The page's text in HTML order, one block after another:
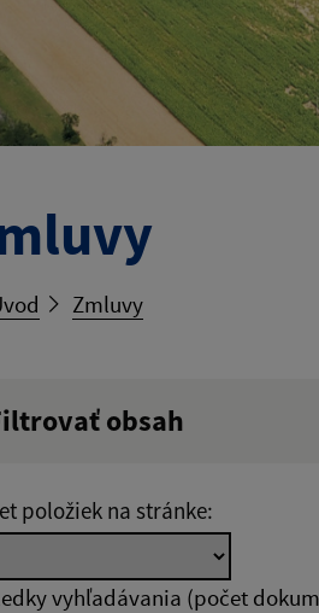
Zmluvy
obsah
zverejnenia do:
položiek na stránke:
vyhľadávania (počet